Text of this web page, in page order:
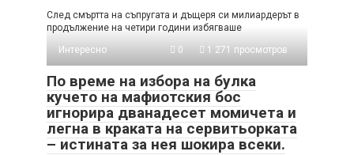
След смъртта на съпругата и дъщеря си милиардерът в
продължение на четири години избягваше
Интересно
0 1 271 просмотров
По време на избора на булка
кучето на мафиотския бос
игнорира дванадесет момичета и
легна в краката на сервитьорката
– истината за нея шокира всеки.